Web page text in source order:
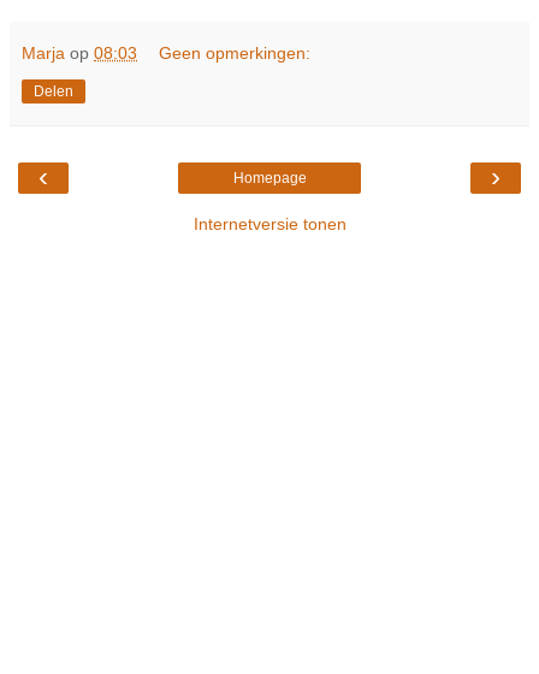
Marja op 08:03 Geen opmerkingen:
Delen
‹ ›
Homepage
Internetversie tonen